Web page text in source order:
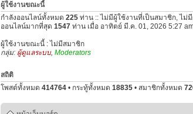
ผู้ใช้งานขณะนี้
กำลังออนไลน์ทั้งหมด 225 ท่าน :: ไม่มีผู้ใช้งานที่เป็นสมาชิก, ไ
ออนไลน์มากที่สุด 1547 ท่าน เมื่อ อาทิตย์ มี.ค. 01, 2026 5:27
ผู้ใช้งานขณะนี้ : ไม่มีสมาชิก
กลุ่ม: ผู้ดูแลระบบ, Moderators
สถิติ
โพสต์ทั้งหมด 414764 • กระทู้ทั้งหมด 18835 • สมาชิกทั้งหมด